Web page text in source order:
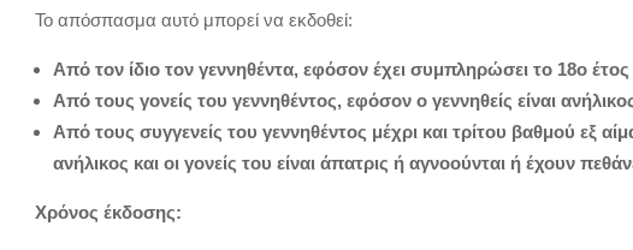
Το απόσπασμα αυτό μπορεί να εκδοθεί:
Από τον ίδιο τον γεννηθέντα, εφόσον έχει συμπληρώσει το 18ο έτος
Από τους γονείς του γεννηθέντος, εφόσον ο γεννηθείς είναι
Από τους συγγενείς του γεννηθέντος μέχρι και τρίτου βαθμού εξ
ανήλικος και οι γονείς του είναι άπατρις ή αγνοούνται ή έχουν
Χρόνος έκδοσης: